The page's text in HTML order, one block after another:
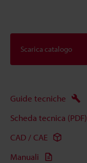
Scarica catalogo
Guide tecniche
Scheda tecnica (PDF)
CAD / CAE
Manuali